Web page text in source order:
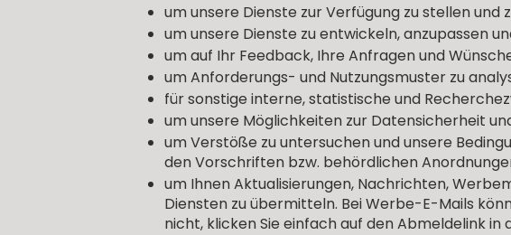
um unsere Dienste zur Verfügung zu stellen und
um unsere Dienste zu entwickeln, anzupassen
um auf Ihr Feedback, Ihre Anfragen und
um Anforderungs- und Nutzungsmuster zu
für sonstige interne, statistische und
um unsere Möglichkeiten zur Datensicherheit
um Verstöße zu untersuchen und unsere
den Vorschriften bzw. behördlichen
um Ihnen Aktualisierungen, Nachrichten,
Diensten zu übermitteln. Bei Werbe-E-Mails
nicht, klicken Sie einfach auf den Abmeldelink in